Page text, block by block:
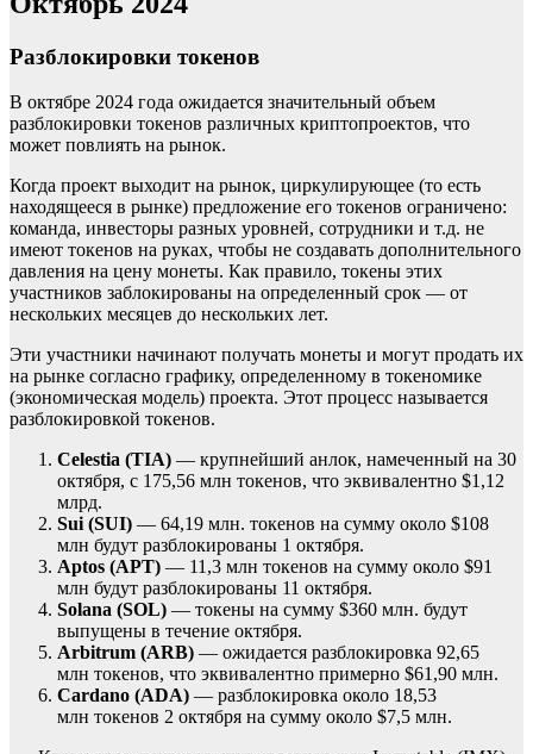
Разблокировки токенов
В октябре 2024 года ожидается значительный объем
разблокировки токенов различных криптопроектов, что
может повлиять на рынок.
Когда проект выходит на рынок, циркулирующее (то есть
находящееся в рынке) предложение его токенов ограничено:
команда, инвесторы разных уровней, сотрудники и т.д. не
имеют токенов на руках, чтобы не создавать дополнительного
давления на цену монеты. Как правило, токены этих
участников заблокированы на определенный срок — от
нескольких месяцев до нескольких лет.
Эти участники начинают получать монеты и могут продать их
на рынке согласно графику, определенному в токеномике
(экономическая модель) проекта. Этот процесс называется
разблокировкой токенов.
Celestia (TIA) — крупнейший анлок, намеченный на 30
октября, с 175,56 млн токенов, что эквивалентно $1,12
млрд.
Sui (SUI) — 64,19 млн. токенов на сумму около $108
млн будут разблокированы 1 октября.
Aptos (APT) — 11,3 млн токенов на сумму около $91
млн будут разблокированы 11 октября.
Solana (SOL) — токены на сумму $360 млн. будут
выпущены в течение октября.
Arbitrum (ARB) — ожидается разблокировка 92,65
млн токенов, что эквивалентно примерно $61,90 млн.
Cardano (ADA) — разблокировка около 18,53
млн токенов 2 октября на сумму около $7,5 млн.